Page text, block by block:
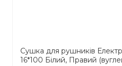
Сушка для рушників
16*100 Білий, Правий